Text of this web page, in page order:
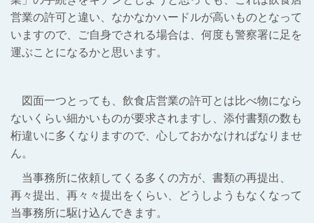
営業の許可と違い、なかなかハードルが高いものとなって
いますので、ご自身でされる場合は、何度も警察署に足を
運ぶことになるかと思います。
図面一つとっても、飲食店営業の許可とは比べ物になら
ないくらい細かいものが要求されますし、添付書類の数も
桁違いに多くなりますので、心しておかなければなりませ
ん。
当事務所に依頼してくる多くの方が、書類の再提出、
再々提出、再々々提出をくらい、どうしようもなくなって
当事務所に駆け込んできます。